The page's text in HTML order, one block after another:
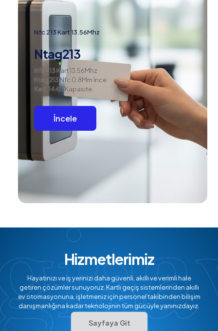
Nfc 213 Kart 13.56Mhz
Ntag213
Nfc 213 Kart 13.56Mhz
Ntag213 Nfc 0.8Mm İnce
Kart. 144B Kapasite.
İncele
Hizmetlerimiz
Hayatınızı ve iş yerinizi daha güvenli, akıllı ve verimli hale
getiren çözümler sunuyoruz. Kartlı geçiş sistemlerinden akıllı
ev otomasyonuna, işletmeniz için personel takibinden bilişim
danışmanlığına kadar teknolojinin tüm gücüyle yanınızdayız.
Sayfaya Git